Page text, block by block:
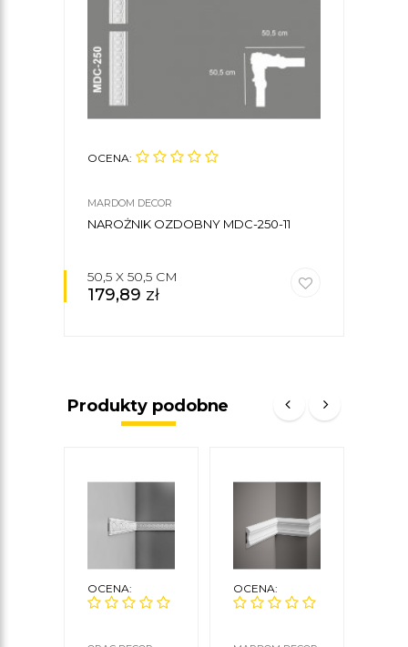
OCENA:
MARDOM DECOR
NAROŻNIK OZDOBNY MDC-250-11
50,5 X 50,5 CM
179,89 zł
Produkty podobne
OCENA: OCENA: